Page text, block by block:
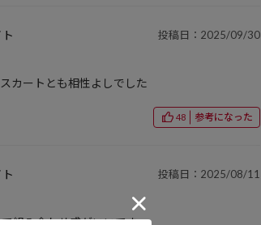
投稿日：2025/09/30
カートとも相性よしでした
48 参考になった
投稿日：2025/08/11